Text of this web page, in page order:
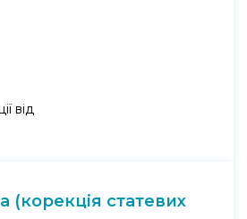
від
(корекція статевих